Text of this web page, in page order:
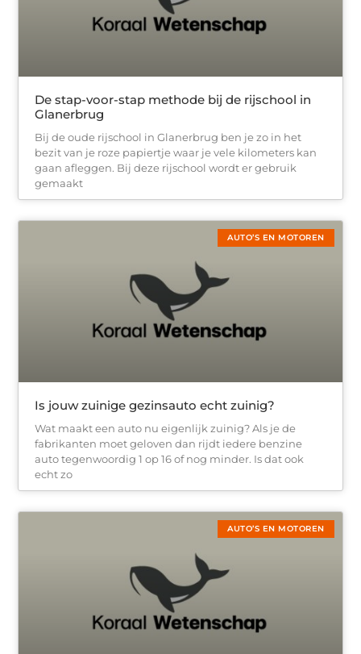
De stap-voor-stap methode bij de rijschool in
Glanerbrug
Bij de oude rijschool in Glanerbrug ben je zo in het
bezit van je roze papiertje waar je vele kilometers kan
gaan afleggen. Bij deze rijschool wordt er gebruik
gemaakt
AUTO’S EN MOTOREN
Is jouw zuinige gezinsauto echt zuinig?
Wat maakt een auto nu eigenlijk zuinig? Als je de
fabrikanten moet geloven dan rijdt iedere benzine
auto tegenwoordig 1 op 16 of nog minder. Is dat ook
echt zo
AUTO’S EN MOTOREN